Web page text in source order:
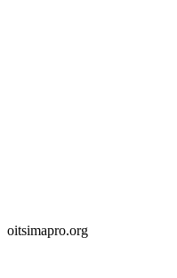
oitsimapro.org